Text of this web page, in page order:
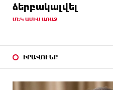
ձերբակալվել
ՄԵԿ ԱՄԻՍ ԱՌԱՋ
ԻՐԱՎՈՒՆՔ